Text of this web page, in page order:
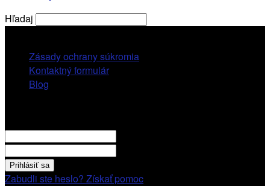
Hľadaj
Zásady ochrany súkromia
Kontaktný formulár
Blog
Zabudli ste heslo? Získať pomoc